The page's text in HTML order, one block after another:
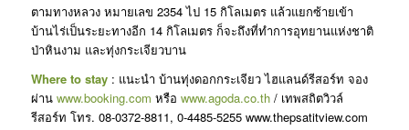
ตามทางหลวง หมายเลข 2354 ไป 15 กิโลเมตร แล้วแยกซ้ายเข้า
บ้านไร่เป็นระยะทางอีก 14 กิโลเมตร ก็จะถึงที่ทำการอุทยานแห่งชาติ
ป่าหินงาม และทุ่งกระเจียวบาน
Where to stay: แนะนำ บ้านทุ่งดอกกระเจียว ไฮแลนด์รีสอร์ท จอง
ผ่าน www.booking.com หรือ www.agoda.co.th/ เทพสถิตวิวล์
รีสอร์ท โทร. 08-0372-8811, 0-4485-5255 www.thepsatitview.com